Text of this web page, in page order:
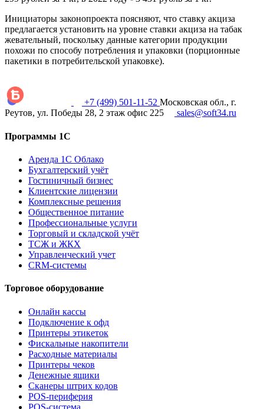
Инициаторы законопроекта поясняют, что ставку акциза
предлагается установить на уровне ставки акциза на табак
жевательный, поскольку данные категории продукции
похожи по способу потребления и упаковки (порционные
пакетики в потребительской упаковке).
+7 (499) 501-11-52 Московская обл., г.
Реутов, ул. Победы 28, 2 этаж офис 225
sales@soft34.ru
Программы 1С
Аренда 1С Облако
Бухгалтерский учёт
Гостиничный бизнес
Клиентские лицензии
Комплексные решения
Общественное питание
Профессиональные услуги
Торговый и складской учёт
ТСЖ и ЖКХ
Управленческий учет
CRM-системы
Торговое оборудование
Онлайн кассы
Подключение к офд
Принтеры этикеток
Фискальные накопители
Расходные материалы
Принтеры чеков
Денежные ящики
Сканеры штрих кодов
POS-периферия
POS-система